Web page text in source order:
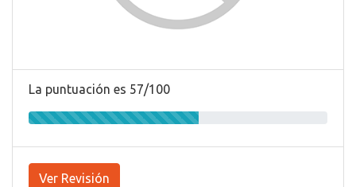
La puntuación es 57/100
Ver Revisión